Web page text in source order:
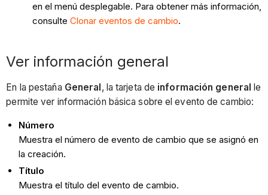
en el menú desplegable. Para obtener más información,
consulte Clonar eventos de cambio.
Ver información general
En la pestaña General, la tarjeta de información general le
permite ver información básica sobre el evento de cambio:
Número
Muestra el número de evento de cambio que se asignó en
la creación.
Título
Muestra el título del evento de cambio.